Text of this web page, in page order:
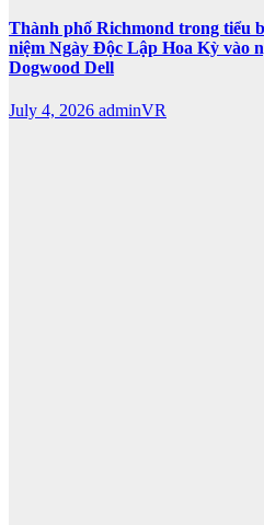
Thành phố Richmond trong tiểu
niệm Ngày Độc Lập Hoa Kỳ vào
Dogwood Dell
July 4, 2026 adminVR